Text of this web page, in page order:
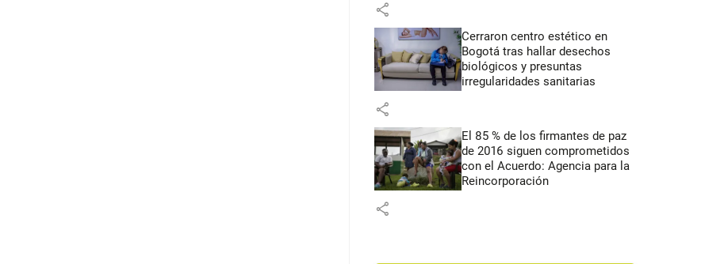
share
Cerraron centro estético en
Bogotá tras hallar desechos
biológicos y presuntas
irregularidades sanitarias
share
El 85 % de los firmantes de paz
de 2016 siguen comprometidos
con el Acuerdo: Agencia para la
Reincorporación
share